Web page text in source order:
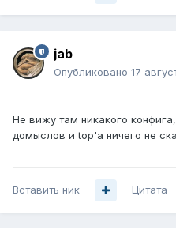
jab
Опубликовано 17
Не вижу там никакого
домыслов и top'а ничего не
Вставить ник Цитата